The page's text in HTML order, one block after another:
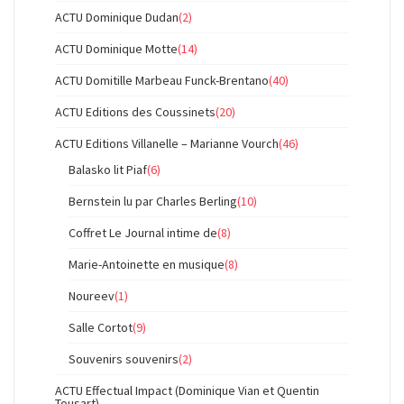
ACTU Dominique Dudan(2)
ACTU Dominique Motte(14)
ACTU Domitille Marbeau Funck-Brentano(40)
ACTU Editions des Coussinets(20)
ACTU Editions Villanelle – Marianne Vourch(46)
Balasko lit Piaf(6)
Bernstein lu par Charles Berling(10)
Coffret Le Journal intime de(8)
Marie-Antoinette en musique(8)
Noureev(1)
Salle Cortot(9)
Souvenirs souvenirs(2)
ACTU Effectual Impact (Dominique Vian et Quentin